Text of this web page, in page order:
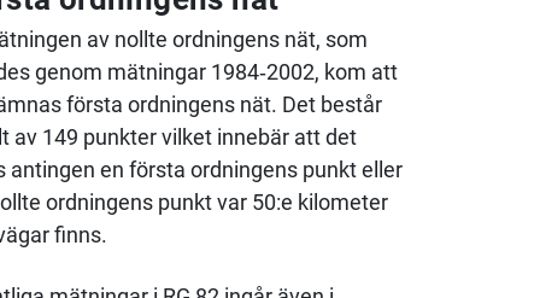
av nollte ordningens nät, som
genom mätningar 1984‑2002, kom att
första ordningens nät. Det består
av 149 punkter vilket innebär att det
antingen en första ordningens punkt eller
ordningens punkt var 50:e kilometer
finns.